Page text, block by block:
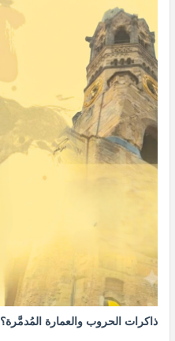
ذاكرات الحروب والعمارة المُدمَّرة؟